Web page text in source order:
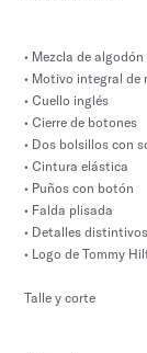
• Mezcla de
• Motivo integral de
• Cuello inglés
• Cierre de botones
• Dos bolsillos con
• Cintura elástica
• Puños con botón
• Falda plisada
• Detalles
• Logo de Tommy
Talle y corte